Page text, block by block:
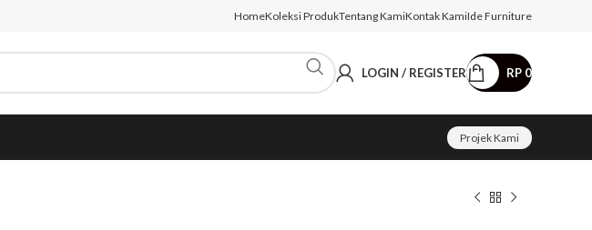
HomeKoleksi ProdukTentang KamiKontak KamiIde Furniture
LOGIN / REGISTER RP 0
Projek Kami